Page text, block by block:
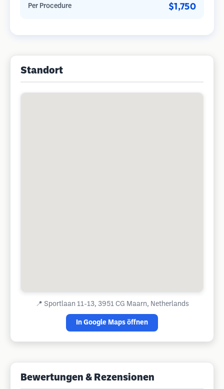
Per Procedure $1,750
Standort
📍 Sportlaan 11-13, 3951 CG Maarn, Netherlands
In Google Maps öffnen
Bewertungen & Rezensionen